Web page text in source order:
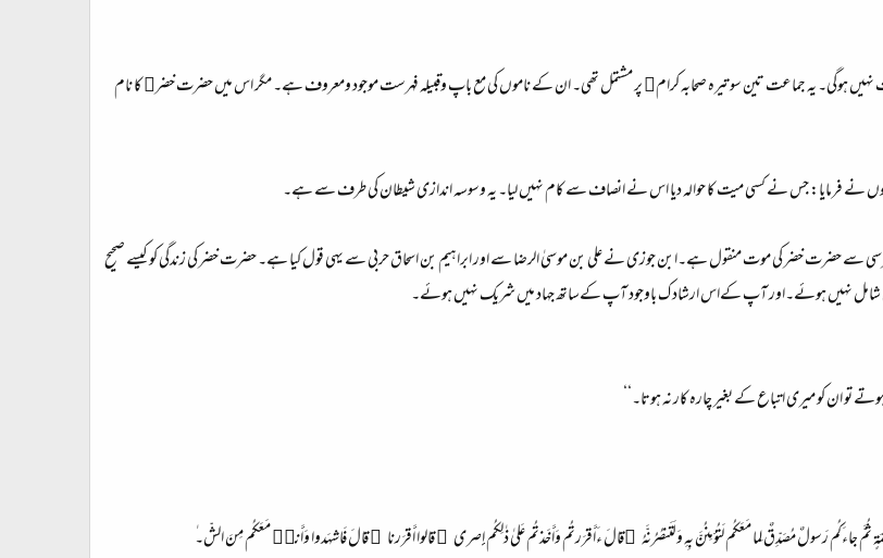
نہیں ہوگی۔ یہ جماعت تین سو تیرہ صحابہ کرام﷢ پر مشتمل تھی۔ ان کے ناموں کی مع باپ وقبیلہ فہرست موجود ومعروف ہے۔ مگر اس میں حضرت خضر﷤ کا نام
نے فرمایا: جس نے کسی میت کا حوالہ دیا اس نے انصاف سے کام نہیں لیا۔ یہ وسوسہ اندازی شیطان کی طرف سے ہے۔
سے حضرت خضر کی موت منقول ہے۔ابن جوزی نے علی بن موسیٰ الرضا سے اور ابراہیم بن اسحاق حربی سے یہی قول کیا ہے۔ حضرت خضر کی زندگی کو کیسے صحیح
شامل نہیں ہوئے۔اور آپ کےاس ارشاد ک باوجود آپ کےساتھ جہاد میں شریک نہیں ہوئے۔
ان کو میری اتباع کے بغیر چارہ کار نہ ہوتا۔‘‘
رَ‌سولٌ مُصَدِّقٌ لِما مَعَكُم لَتُؤمِنُنَّ بِهِ وَلَتَنصُرُ‌نَّهُ ۚقالَ ءَأَقرَ‌ر‌تُم وَأَخَذتُم عَلىٰ ذٰلِكُم إِصر‌ى ۖ قالوا أَقرَ‌ر‌نا ۚ قالَ فَاشهَدوا وَأَنا۠ مَعَكُم مِنَ الشّ۔ٰ